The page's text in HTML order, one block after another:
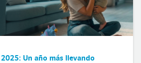
Un año más llevando